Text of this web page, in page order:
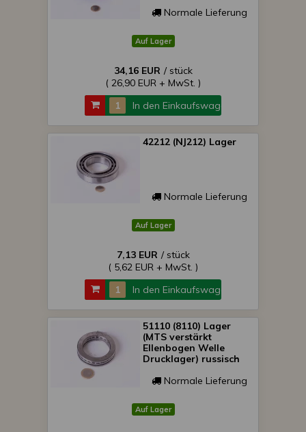
Normale Lieferung
Auf Lager
34,16 EUR / stück
( 26,90 EUR + MwSt. )
In den Einkaufswagen
42212 (NJ212) Lager
Normale Lieferung
Auf Lager
7,13 EUR / stück
( 5,62 EUR + MwSt. )
In den Einkaufswagen
51110 (8110) Lager
(MTS verstärkt
Ellenbogen Welle
Drucklager) russisch
Normale Lieferung
Auf Lager